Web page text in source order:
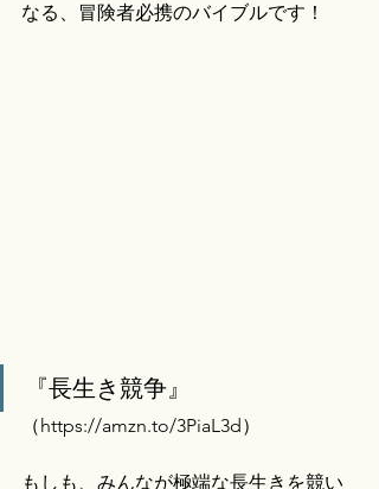
なる、冒険者必携のバイブルです！
『長生き競争』
（ https://amzn.to/3PiaL3d）
もしも、みんなが極端な長生きを競い